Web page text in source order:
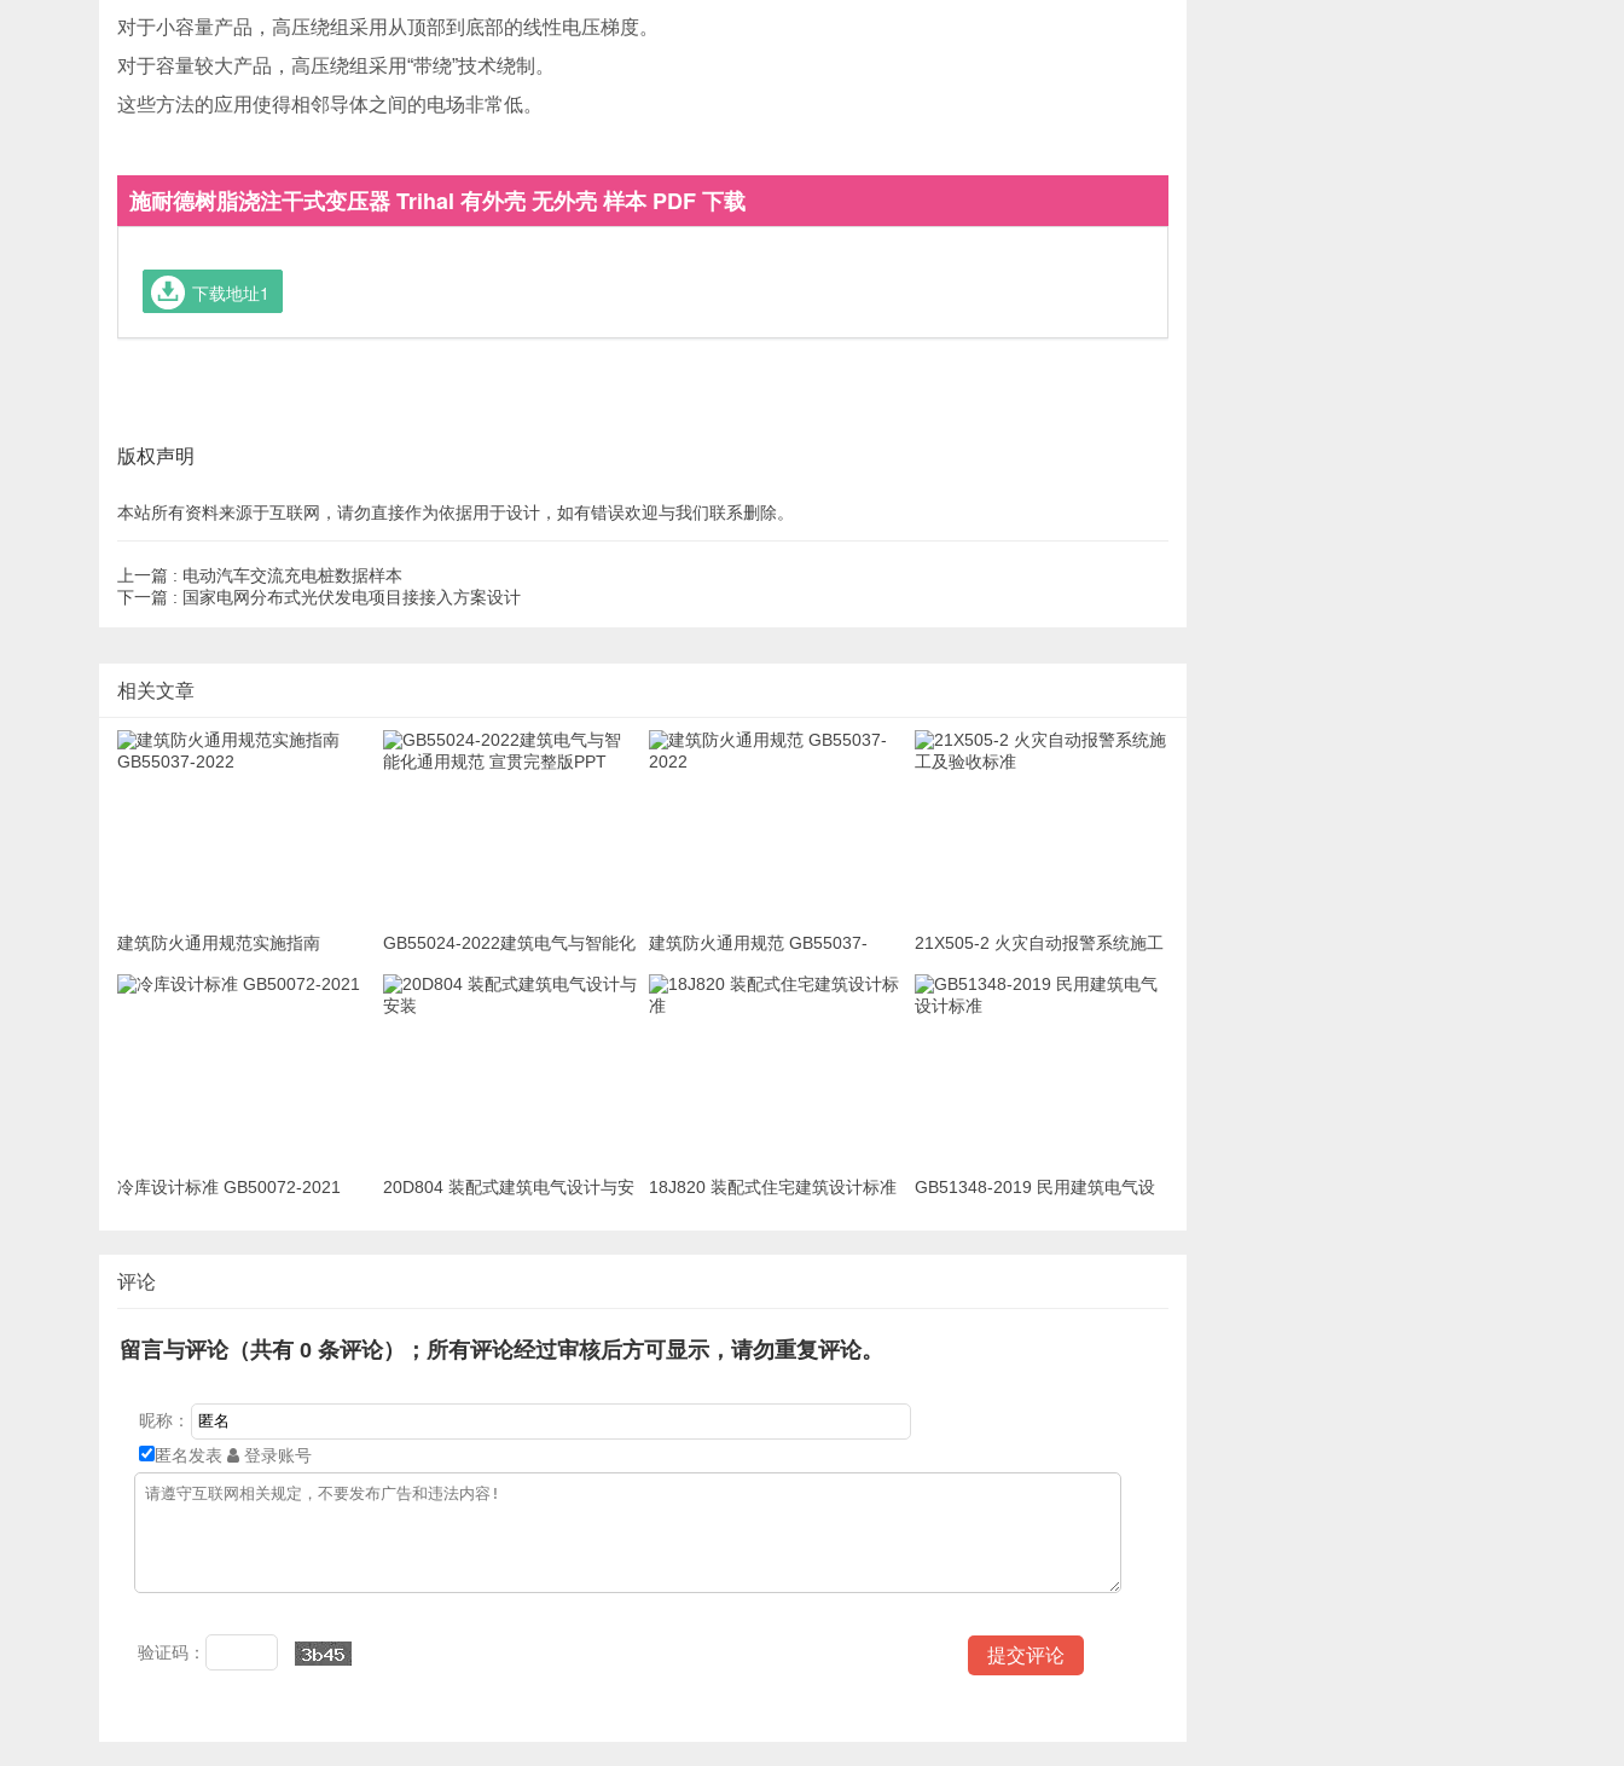
对于小容量产品，高压绕组采用从顶部到底部的线性电压梯度。
对于容量较大产品，高压绕组采用“带绕”技术绕制。
这些方法的应用使得相邻导体之间的电场非常低。
施耐德树脂浇注干式变压器 Trihal 有外壳 无外壳 样本 PDF 下载
下载地址1
版权声明
本站所有资料来源于互联网，请勿直接作为依据用于设计，如有错误欢迎与我们联系删除。
上一篇 : 电动汽车交流充电桩数据样本
下一篇 : 国家电网分布式光伏发电项目接接入方案设计
相关文章
建筑防火通用规范实施指南
GB55037-2022
GB55024-2022建筑电气与智能化
通用规范 宣贯完整版PPT
建筑防火通用规范 GB55037-
2022
21X505-2 火灾自动报警系统施工
及验收标准
冷库设计标准 GB50072-2021
20D804 装配式建筑电气设计与安
18J820 装配式住宅建筑设计标准
GB51348-2019 民用建筑电气设
评论
留言与评论（共有 0 条评论）；所有评论经过审核后方可显示，请勿重复评论。
昵称：
匿名发表
登录账号
验证码：